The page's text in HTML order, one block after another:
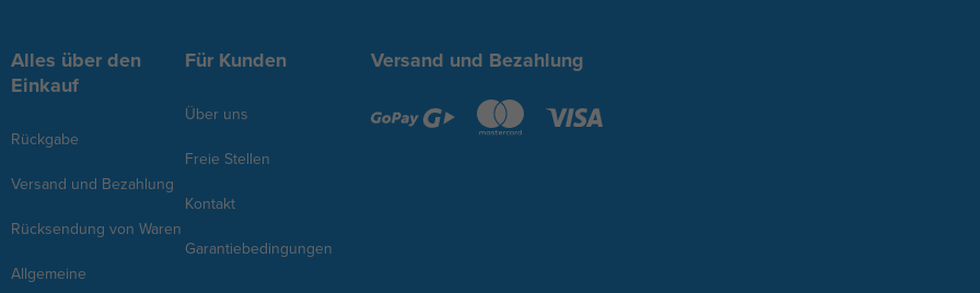
Alles über den
Einkauf
Rückgabe
Versand und Bezahlung
Rücksendung von Waren
Allgemeine
Für Kunden
Über uns
Freie Stellen
Kontakt
Garantiebedingungen
Versand und Bezahlung